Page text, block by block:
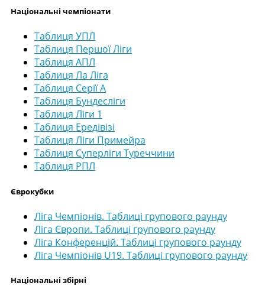
Національні чемпіонати
Таблиця УПЛ
Таблиця Першої Ліги
Таблиця АПЛ
Таблиця Ла Ліга
Таблиця Серії А
Таблиця Бундесліги
Таблиця Ліги 1
Таблиця Ередівізі
Таблиця Ліги Примейра
Таблиця Суперліги Туреччини
Таблиця РПЛ
Єврокубки
Ліга Чемпіонів. Таблиці групового раунду
Ліга Європи. Таблиці групового раунду
Ліга Конференцій. Таблиці групового раунду
Ліга Чемпіонів U19. Таблиці групового раунду
Національні збірні